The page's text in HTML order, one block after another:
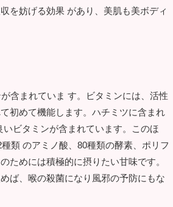
を妨げる効果 があり、美肌も美ボディ
含まれていま す。ビタミンには、活性
初めて機能します。ハチミツに含まれ
ビタミンが含まれています。このほ
類 のアミノ酸、80種類の酵素、ポリフ
ためには積極的に摂りたい甘味です。
ば、喉の殺菌になり風邪の予防にもな